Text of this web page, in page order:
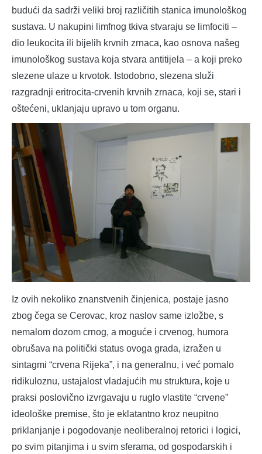
budući da sadrži veliki broj različitih stanica imunološkog
sustava. U nakupini limfnog tkiva stvaraju se limfociti –
dio leukocita ili bijelih krvnih zrnaca, kao osnova našeg
imunološkog sustava koja stvara antitijela – a koji preko
slezene ulaze u krvotok. Istodobno, slezena služi
razgradnji eritrocita-crvenih krvnih zrnaca, koji se, stari i
oštećeni, uklanjaju upravo u tom organu.
Iz ovih nekoliko znanstvenih činjenica, postaje jasno
zbog čega se Cerovac, kroz naslov same izložbe, s
nemalom dozom crnog, a moguće i crvenog, humora
obrušava na politički status ovoga grada, izražen u
sintagmi “crvena Rijeka”, i na generalnu, i već pomalo
ridikuloznu, ustajalost vladajućih mu struktura, koje u
praksi poslovično izvrgavaju u ruglo vlastite “crvene”
ideološke premise, što je eklatantno kroz neupitno
priklanjanje i pogodovanje neoliberalnoj retorici i logici,
po svim pitanjima i u svim sferama, od gospodarskih i